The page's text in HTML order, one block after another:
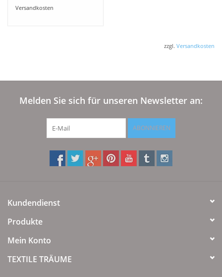
Versandkosten
zzgl. Versandkosten
Melden Sie sich für unseren Newsletter an:
ABONNIEREN
Kundendienst
Produkte
Mein Konto
TEXTILE TRÄUME